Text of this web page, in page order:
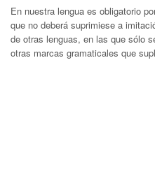
En nuestra lengua es obligatorio
que no deberá suprimiese a
de otras lenguas, en las que sólo
otras marcas gramaticales que